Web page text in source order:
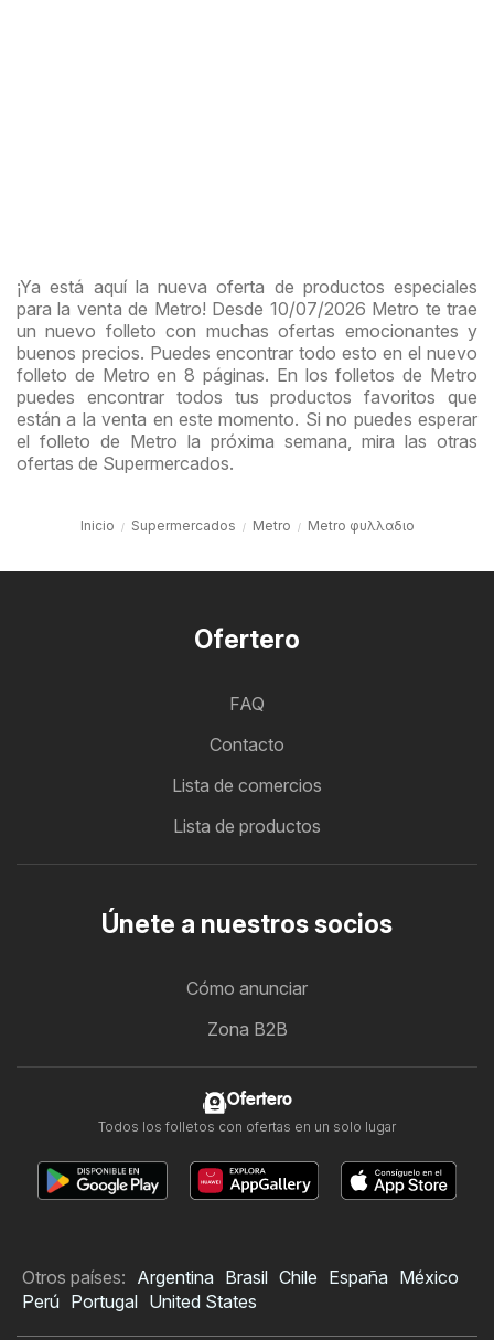
¡Ya está aquí la nueva oferta de productos especiales
para la venta de Metro! Desde 10/07/2026 Metro te trae
un nuevo folleto con muchas ofertas emocionantes y
buenos precios. Puedes encontrar todo esto en el nuevo
folleto de Metro en 8 páginas. En los folletos de Metro
puedes encontrar todos tus productos favoritos que
están a la venta en este momento. Si no puedes esperar
el folleto de Metro la próxima semana, mira las otras
ofertas de Supermercados.
Inicio Supermercados Metro Metro φυλλαδιο
Ofertero
FAQ
Contacto
Lista de comercios
Lista de productos
Únete a nuestros socios
Cómo anunciar
Zona B2B
Ofertero
Todos los folletos con ofertas en un solo lugar
Otros países: Argentina Brasil Chile España México
Perú Portugal United States